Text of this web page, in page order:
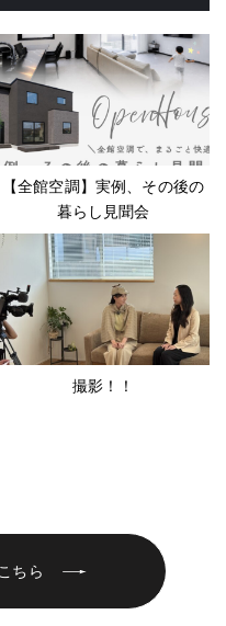
【全館空調】実例、その後の
暮らし見聞会
撮影！！
ちら